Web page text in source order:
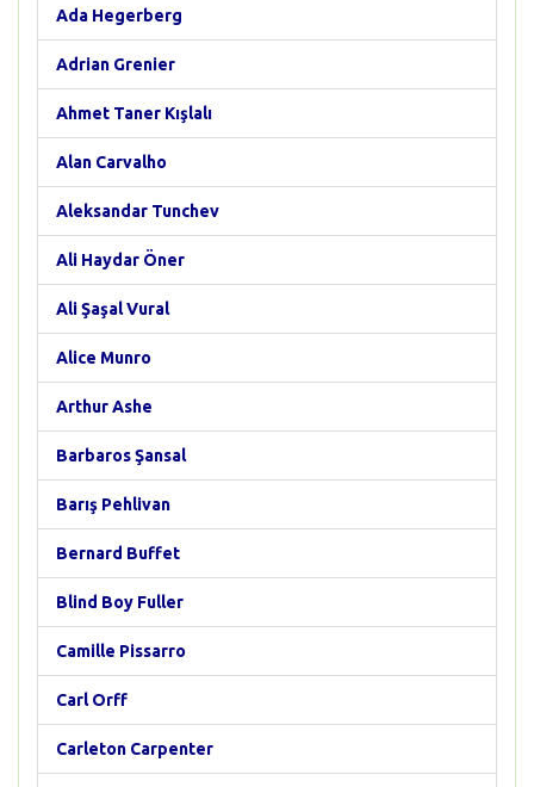
Ada Hegerberg
Adrian Grenier
Ahmet Taner Kışlalı
Alan Carvalho
Aleksandar Tunchev
Ali Haydar Öner
Ali Şaşal Vural
Alice Munro
Arthur Ashe
Barbaros Şansal
Barış Pehlivan
Bernard Buffet
Blind Boy Fuller
Camille Pissarro
Carl Orff
Carleton Carpenter